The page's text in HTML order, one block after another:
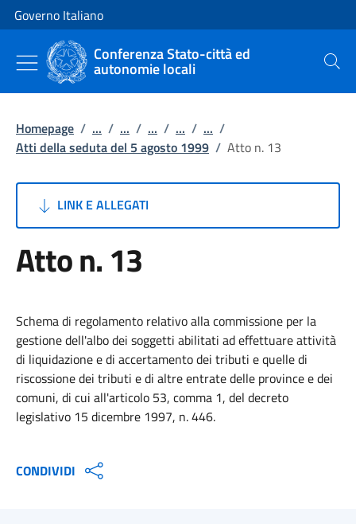
Vai al contenuto
Vai alla navigazione del sito
Governo Italiano
Conferenza Stato-città ed
autonomie locali Cerca
Homepage / ... / ... / ... / ... / ... /
Atti della seduta del 5 agosto 1999 / Atto n. 13
LINK E ALLEGATI
Atto n. 13
Schema di regolamento relativo alla commissione per la
gestione dell'albo dei soggetti abilitati ad effettuare attività
di liquidazione e di accertamento dei tributi e quelle di
riscossione dei tributi e di altre entrate delle province e dei
comuni, di cui all'articolo 53, comma 1, del decreto
legislativo 15 dicembre 1997, n. 446.
CONDIVIDI